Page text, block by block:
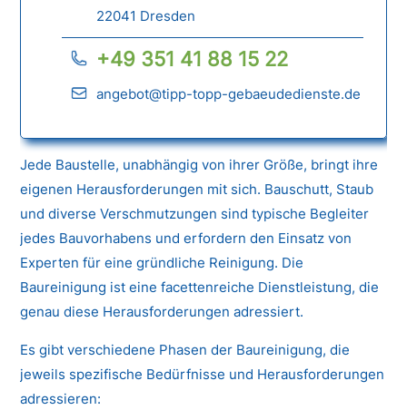
22041 Dresden
+49 351 41 88 15 22
angebot@tipp-topp-gebaeudedienste.de
Jede Baustelle, unabhängig von ihrer Größe, bringt ihre
eigenen Herausforderungen mit sich. Bauschutt, Staub
und diverse Verschmutzungen sind typische Begleiter
jedes Bauvorhabens und erfordern den Einsatz von
Experten für eine gründliche Reinigung. Die
Baureinigung ist eine facettenreiche Dienstleistung, die
genau diese Herausforderungen adressiert.
Es gibt verschiedene Phasen der Baureinigung, die
jeweils spezifische Bedürfnisse und Herausforderungen
adressieren: